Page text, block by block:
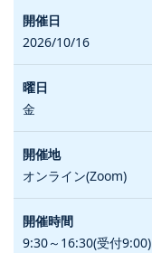
2026/10/16
金
オンライン(Zoom)
9:30～16:30(受付9:00)